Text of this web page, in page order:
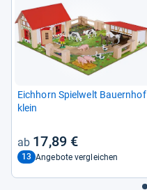
Eich­horn Spiel­welt Bau­ern­hof
klein
17,89 €
13 Angebote vergleichen